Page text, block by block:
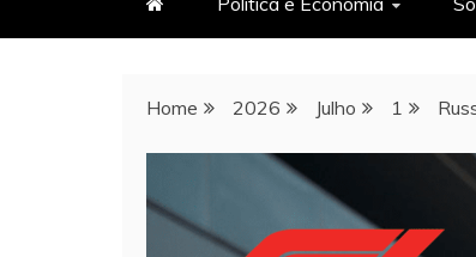
Home 2026 Julho 1